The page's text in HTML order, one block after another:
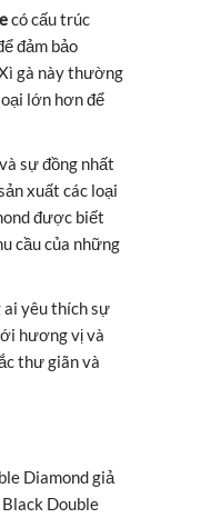
có cấu trúc
đảm bảo
gà này thường
lớn hơn để
sự đồng nhất
xuất các loại
được biết
cầu của những
yêu thích sự
hương vị và
thư giãn và
Diamond giả
Double